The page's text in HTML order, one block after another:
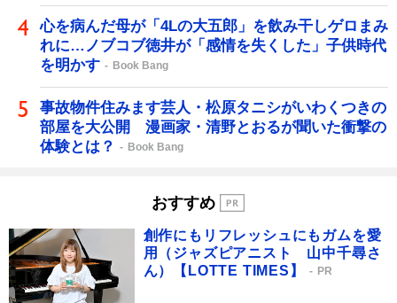
心を病んだ母が「4Lの大五郎」を飲み干しゲロまみ
れに…ノブコブ徳井が「感情を失くした」子供時代
を明かす
Book Bang
事故物件住みます芸人・松原タニシがいわくつきの
部屋を大公開 漫画家・清野とおるが聞いた衝撃の
体験とは？
Book Bang
おすすめ
創作にもリフレッシュにもガムを愛
用（ジャズピアニスト 山中千尋さ
ん）【LOTTE TIMES】
PR